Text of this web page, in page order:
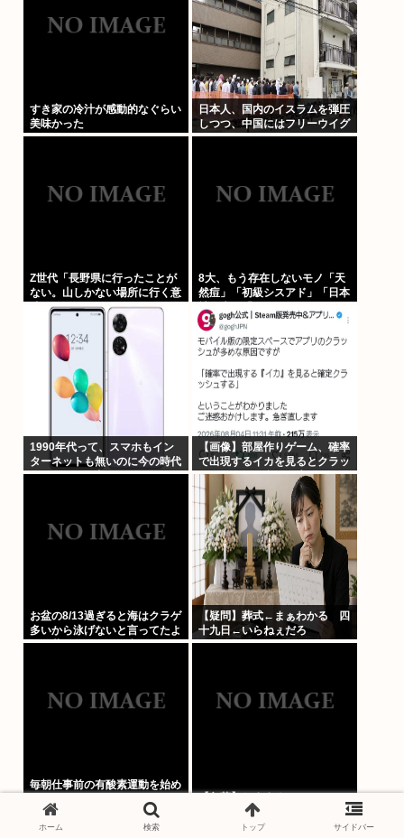
すき家の冷汁が感動的なぐらい
美味かった
日本人、国内のイスラムを弾圧
しつつ、中国にはフリーウイグ
ル(ウイグルはほぼムスリム)を
Z世代「長野県に行ったことが
ない。山しかない場所に行く意
味ある？」←これ
8大、もう存在しないモノ「天
然痘」「初級シスアド」「日本
社会党」「コンパイル」
「AmPm」「ジャスコ」「共
立薬科大学」
1990年代って、スマホもイン
ターネットも無いのに今の時代
よりもカッコ良いよな
【画像】部屋作りゲーム、確率
で出現するイカを見るとクラッ
シュする不具合が発生ｗｗｗ
お盆の8/13過ぎると海はクラゲ
多いから泳げないと言ってたよ
な。昔お盆過ぎると寒くなって
【疑問】葬式←まぁわかる 四
十九日←いらねぇだろ
毎朝仕事前の有酸素運動を始め
ホーム 検索 トップ サイドバー